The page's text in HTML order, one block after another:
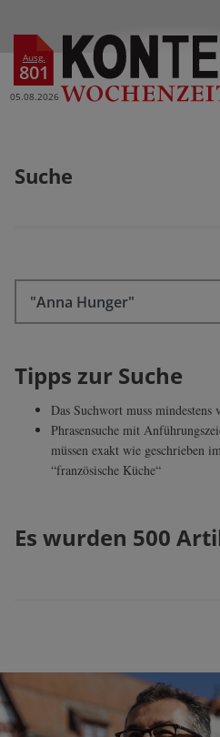
Ausg.
801
05.08.2026
Suche
Tipps zur Suche
Das Suchwort muss mindestens
Phrasensuche mit
müssen exakt wie geschrieben
“französische Küche“
Es wurden 500